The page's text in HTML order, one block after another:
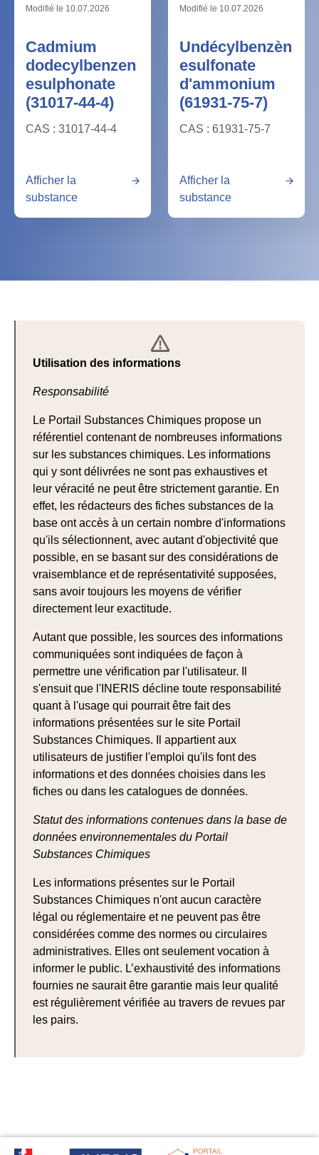
Modifié le 10.07.2026
Cadmium
dodecylbenzen
esulphonate
(31017-44-4)
CAS : 31017-44-4
Afficher la
substance
Modifié le 10.07.2026
Undécylbenzèn
esulfonate
d'ammonium
(61931-75-7)
CAS : 61931-75-7
Afficher la
substance
Avertissement
Utilisation des informations
Responsabilité
Le Portail Substances Chimiques propose un
référentiel contenant de nombreuses informations
sur les substances chimiques. Les informations
qui y sont délivrées ne sont pas exhaustives et
leur véracité ne peut être strictement garantie. En
effet, les rédacteurs des fiches substances de la
base ont accès à un certain nombre d'informations
qu'ils sélectionnent, avec autant d'objectivité que
possible, en se basant sur des considérations de
vraisemblance et de représentativité supposées,
sans avoir toujours les moyens de vérifier
directement leur exactitude.
Autant que possible, les sources des informations
communiquées sont indiquées de façon à
permettre une vérification par l'utilisateur. Il
s'ensuit que l'INERIS décline toute responsabilité
quant à l'usage qui pourrait être fait des
informations présentées sur le site Portail
Substances Chimiques. Il appartient aux
utilisateurs de justifier l'emploi qu'ils font des
informations et des données choisies dans les
fiches ou dans les catalogues de données.
Statut des informations contenues dans la base de
données environnementales du Portail
Substances Chimiques
Les informations présentes sur le Portail
Substances Chimiques n'ont aucun caractère
légal ou réglementaire et ne peuvent pas être
considérées comme des normes ou circulaires
administratives. Elles ont seulement vocation à
informer le public. L’exhaustivité des informations
fournies ne saurait être garantie mais leur qualité
est régulièrement vérifiée au travers de revues par
les pairs.